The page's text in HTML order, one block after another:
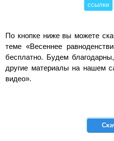
ссылки
По кнопке ниже вы можете
теме «Весеннее
бесплатно. Будем
другие материалы на нашем
видео».